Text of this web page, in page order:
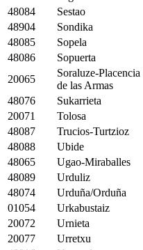
48084
Sestao
48904
Sondika
48085
Sopela
48086
Sopuerta
20065
Soraluze-Placencia
de las Armas
48076
Sukarrieta
20071
Tolosa
48087
Trucios-Turtzioz
48088
Ubide
48065
Ugao-Miraballes
48089
Urduliz
48074
Urduña/Orduña
01054
Urkabustaiz
20072
Urnieta
20077
Urretxu